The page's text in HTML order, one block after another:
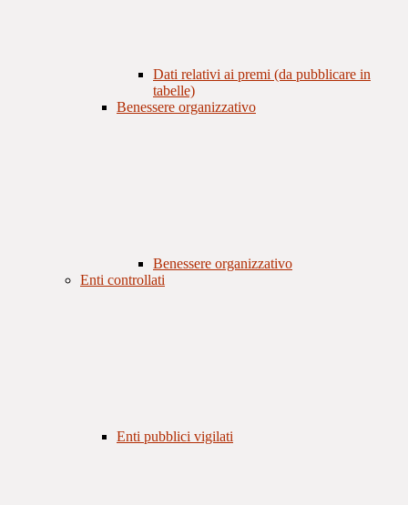
Dati relativi ai premi (da pubblicare in
tabelle)
Benessere organizzativo
Benessere organizzativo
Enti controllati
Enti pubblici vigilati